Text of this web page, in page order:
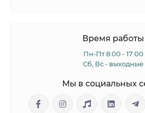
Время работы
Пн-Пт 8:00 - 17:00
Сб, Вс - выходные
Мы в социальных